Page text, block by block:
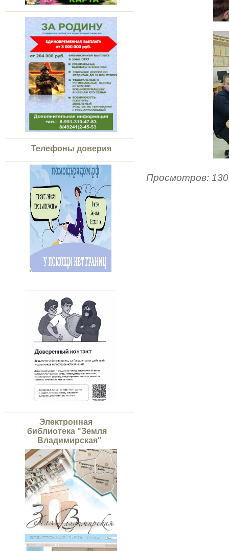
Телефоны доверия
Электронная
библиотека "Земля
Владимирская"
Просмотров: 130